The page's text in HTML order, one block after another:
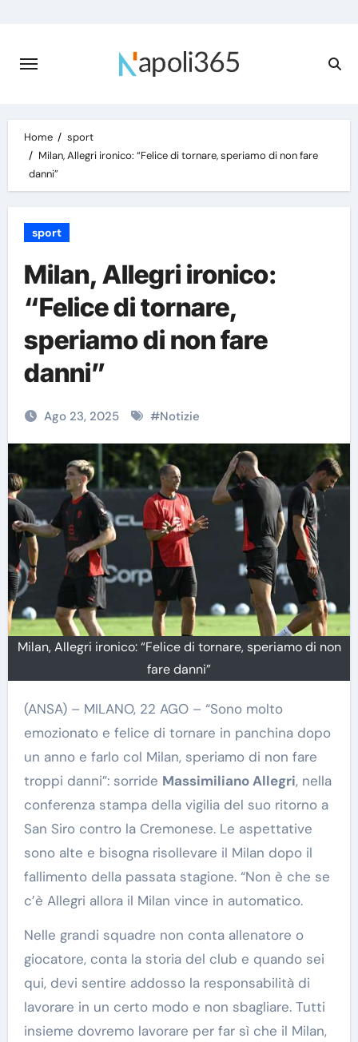
content
Home
sport
Milan, Allegri ironico: “Felice di tornare, speriamo di non fare
danni”
sport
Milan, Allegri ironico:
“Felice di tornare,
speriamo di non fare
danni”
Ago 23, 2025 #Notizie
Milan, Allegri ironico: “Felice di tornare, speriamo di non
fare danni”
(ANSA) – MILANO, 22 AGO – “Sono molto
emozionato e felice di tornare in panchina dopo
un anno e farlo col Milan, speriamo di non fare
troppi danni”: sorride Massimiliano Allegri, nella
conferenza stampa della vigilia del suo ritorno a
San Siro contro la Cremonese. Le aspettative
sono alte e bisogna risollevare il Milan dopo il
fallimento della passata stagione. “Non è che se
c’è Allegri allora il Milan vince in automatico.
Nelle grandi squadre non conta allenatore o
giocatore, conta la storia del club e quando sei
qui, devi sentire addosso la responsabilità di
lavorare in un certo modo e non sbagliare. Tutti
insieme dovremo lavorare per far sì che il Milan,